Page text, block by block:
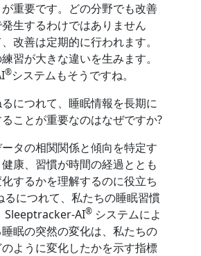
重要です。どの分野でも改善
生するわけではありません
改善は定期的に行われます。
習が大きな違いを生みます。
®システムもそうですね。
につれて、睡眠情報を長期に
ことが重要なのはなぜですか?
タの相関関係と傾向を特定す
康、習慣が時間の経過ととも
するかを理解するのに役立ち
るにつれて、私たちの睡眠習慣
Sleeptracker-AI® システムによ
眠の突然の変化は、私たちの
ように変化したかを示す指標